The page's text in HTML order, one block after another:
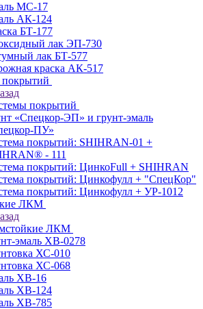
МС-17
АК-124
БТ-177
лак ЭП-730
лак БТ-577
краска АК-517
покрытий
«Спецкор-ЭП» и грунт-эмаль
ПУ»
покрытий: SHIHRAN-01 +
- 111
покрытий: ЦинкоFull + SHIHRAN
покрытий: Цинкофулл + "СпецКор"
покрытий: Цинкофулл + УР-1012
ЛКМ
ЛКМ
эмаль ХВ-0278
ХС-010
ХС-068
ХВ-16
ХВ-124
ХВ-785